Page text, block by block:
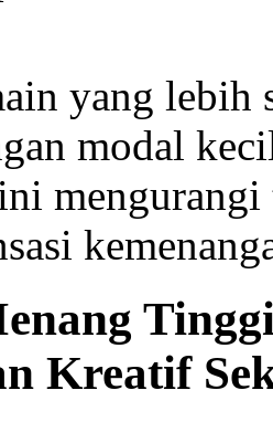
yang lebih
modal
Kreatif